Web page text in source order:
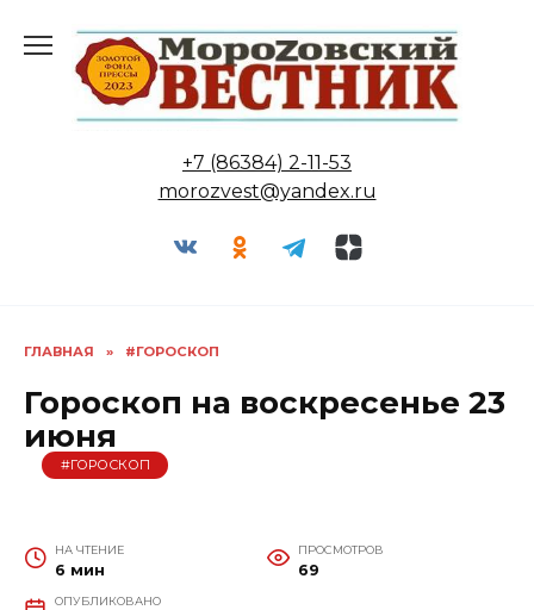
содержанию
+7 (86384) 2-11-53
morozvest@yandex.ru
ГЛАВНАЯ » #ГОРОСКОП
Гороскоп на воскресенье 23
июня
#ГОРОСКОП
НА ЧТЕНИЕ
6 мин
ПРОСМОТРОВ
69
ОПУБЛИКОВАНО